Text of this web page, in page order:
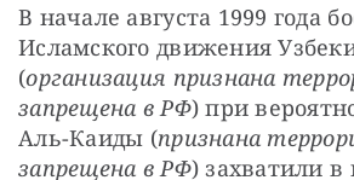
В начале августа 1999 года
Исламского движения
(организация признана
запрещена в РФ) при
Аль-Каиды (признана
запрещена в РФ) захватили